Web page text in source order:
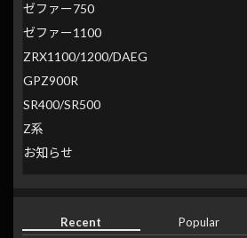
ゼファー750
ゼファー1100
ZRX1100/1200/DAEG
GPZ900R
SR400/SR500
Z系
お知らせ
Recent Popular